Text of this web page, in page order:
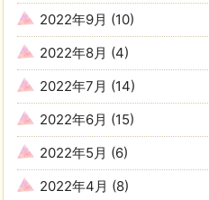
2022年9月 (10)
2022年8月 (4)
2022年7月 (14)
2022年6月 (15)
2022年5月 (6)
2022年4月 (8)